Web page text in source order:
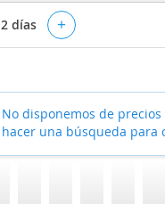
2 días +
No disponemos de
hacer una búsqueda para